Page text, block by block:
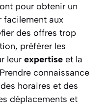
pour obtenir un
facilement aux
des offres trop
préférer les
leur expertise et la
connaissance
horaires et des
déplacements et